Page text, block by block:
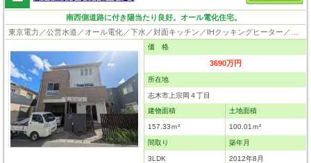
南西側道路に付き陽当たり良好。オール電化住宅。
価 格
3690万円
所在地
志木市上宗岡４丁目
建物面積
157.33ｍ²
土地面積
100.01ｍ²
間取り
3LDK
築年月
2012年8月